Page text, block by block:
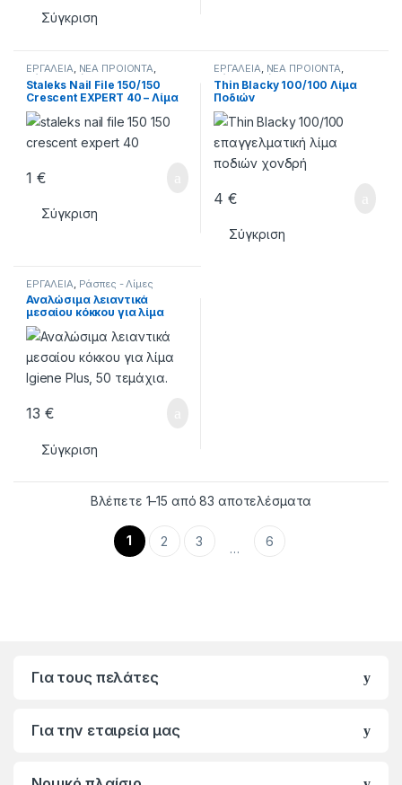
Σύγκριση
ΕΡΓΑΛΕΙΑ, ΝΕΑ ΠΡΟΙΟΝΤΑ,
Ράσπες - Λίμες
Staleks Nail File 150/150
Crescent EXPERT 40 – Λίμα
Νυχιών
1 €
Σύγκριση
ΕΡΓΑΛΕΙΑ, ΝΕΑ ΠΡΟΙΟΝΤΑ,
Ράσπες - Λίμες
Thin Blacky 100/100 Λίμα
Ποδιών
4 €
Σύγκριση
ΕΡΓΑΛΕΙΑ Ράσπες - Λίμες
Αναλώσιμα λειαντικά
μεσαίου κόκκου για λίμα
Igiene Plus, 50 τεμάχια.
13 €
Σύγκριση
Βλέπετε 1–15 από 83 αποτελέσματα
1 2 3 … 6
Για τους πελάτες
Για την εταιρεία μας